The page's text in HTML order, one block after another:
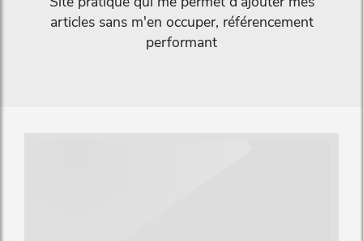
articles sans m'en occuper, référencement
performant